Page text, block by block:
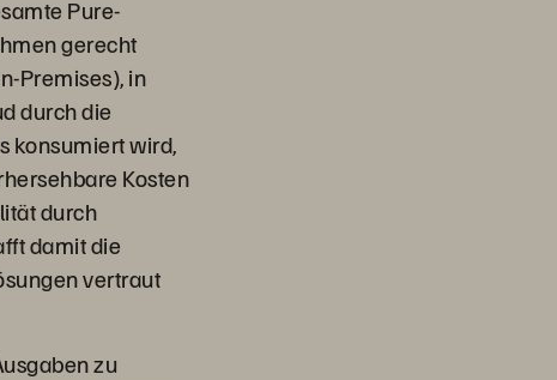
Pure-
gerecht
Premises), in
durch die
konsumiert wird,
Kosten
durch
damit die
vertraut
zu